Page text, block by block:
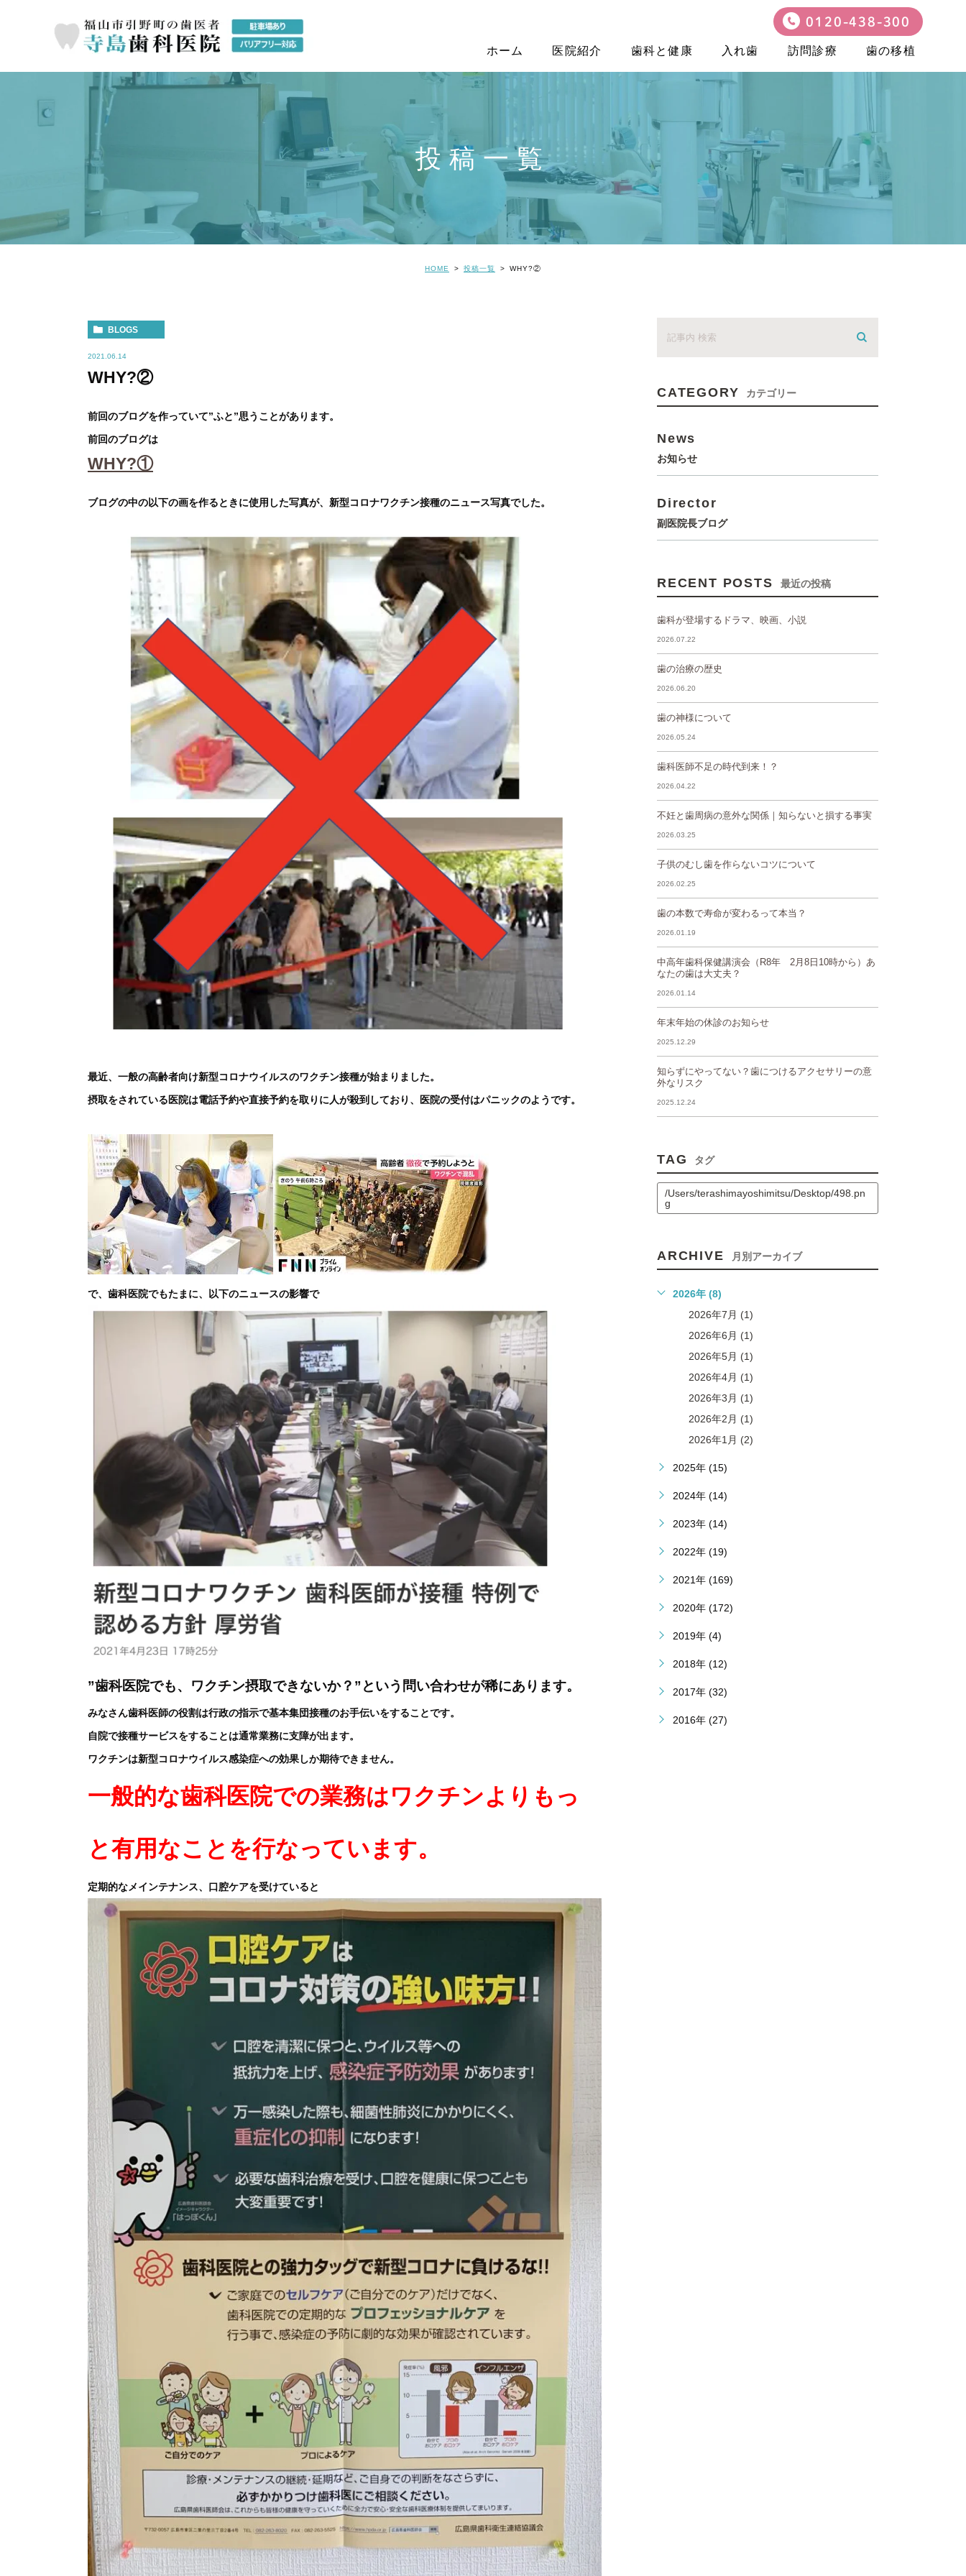
0120-438-300
ホーム 医院紹介 歯科と健康 入れ歯 訪問診療 歯の移植
投稿一覧
HOME 投稿一覧 WHY?②
BLOGS
2021.06.14
WHY?②
前回のブログを作っていて”ふと”思うことがあります。
前回のブログは
WHY?①
ブログの中の以下の画を作るときに使用した写真が、新型コロナワクチン接種のニュース写真でした。
最近、一般の高齢者向け新型コロナウイルスのワクチン接種が始まりました。
摂取をされている医院は電話予約や直接予約を取りに人が殺到しており、医院の受付はパニックのようです。
で、歯科医院でもたまに、以下のニュースの影響で
”歯科医院でも、ワクチン摂取できないか？”という問い合わせが稀にあります。
みなさん歯科医師の役割は行政の指示で基本集団接種のお手伝いをすることです。
自院で接種サービスをすることは通常業務に支障が出ます。
ワクチンは新型コロナウイルス感染症への効果しか期待できません。
一般的な歯科医院での業務はワクチンよりもっ
と有用なことを行なっています。
定期的なメインテナンス、口腔ケアを受けていると
CATEGORY カテゴリー
News
お知らせ
Director
副医院長ブログ
RECENT POSTS 最近の投稿
歯科が登場するドラマ、映画、小説
2026.07.22
歯の治療の歴史
2026.06.20
歯の神様について
2026.05.24
歯科医師不足の時代到来！？
2026.04.22
不妊と歯周病の意外な関係｜知らないと損する事実
2026.03.25
子供のむし歯を作らないコツについて
2026.02.25
歯の本数で寿命が変わるって本当？
2026.01.19
中高年歯科保健講演会（R8年 2月8日10時から）あ
なたの歯は大丈夫？
2026.01.14
年末年始の休診のお知らせ
2025.12.29
知らずにやってない？歯につけるアクセサリーの意
外なリスク
2025.12.24
TAG タグ
/Users/terashimayoshimitsu/Desktop/498.pn
g
ARCHIVE 月別アーカイブ
2026年 (8)
2026年7月 (1)
2026年6月 (1)
2026年5月 (1)
2026年4月 (1)
2026年3月 (1)
2026年2月 (1)
2026年1月 (2)
2025年 (15)
2024年 (14)
2023年 (14)
2022年 (19)
2021年 (169)
2020年 (172)
2019年 (4)
2018年 (12)
2017年 (32)
2016年 (27)